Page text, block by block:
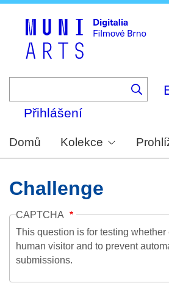
Přihlášení
Domů Kolekce
Challenge
CAPTCHA
This question is for testing whether
human visitor and to prevent
submissions.